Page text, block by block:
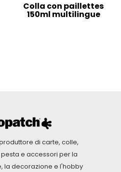
Colla con paillettes
150ml multilingue
di carte, colle,
e accessori per la
la decorazione e l'hobby